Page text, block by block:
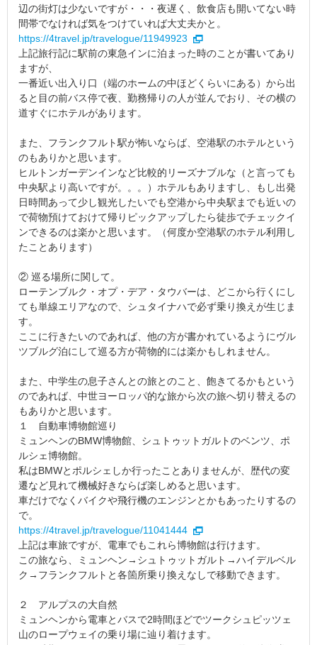
辺の街灯は少ないですが・・・夜遅く、飲食店も開いてない時
間帯でなければ気をつけていれば大丈夫かと。
https://4travel.jp/travelogue/11949923
上記旅行記に駅前の東急インに泊まった時のことが書いてあり
ますが、
一番近い出入り口（端のホームの中ほどくらいにある）から出
ると目の前バス停で夜、勤務帰りの人が並んでおり、その横の
道すぐにホテルがあります。
また、フランクフルト駅が怖いならば、空港駅のホテルという
のもありかと思います。
ヒルトンガーデンインなど比較的リーズナブルな（と言っても
中央駅より高いですが。。。）ホテルもありますし、もし出発
日時間あって少し観光したいでも空港から中央駅までも近いの
で荷物預けておけて帰りピックアップしたら徒歩でチェックイ
ンできるのは楽かと思います。（何度か空港駅のホテル利用し
たことあります）
② 巡る場所に関して。
ローテンブルク・オプ・デア・タウバーは、どこから行くにし
ても単線エリアなので、シュタイナハで必ず乗り換えが生じま
す。
ここに行きたいのであれば、他の方が書かれているようにヴル
ツブルグ泊にして巡る方が荷物的には楽かもしれません。
また、中学生の息子さんとの旅とのこと、飽きてるかもという
のであれば、中世ヨーロッパ的な旅から次の旅へ切り替えるの
もありかと思います。
１ 自動車博物館巡り
ミュンヘンのBMW博物館、シュトゥットガルトのベンツ、ポ
ルシェ博物館。
私はBMWとポルシェしか行ったことありませんが、歴代の変
遷など見れて機械好きならば楽しめると思います。
車だけでなくバイクや飛行機のエンジンとかもあったりするの
で。
https://4travel.jp/travelogue/11041444
上記は車旅ですが、電車でもこれら博物館は行けます。
この旅なら、ミュンヘン→シュトゥットガルト→ハイデルベル
ク→フランクフルトと各箇所乗り換えなしで移動できます。
２ アルプスの大自然
ミュンヘンから電車とバスで2時間ほどでツークシュピッツェ
山のロープウェイの乗り場に辿り着けます。